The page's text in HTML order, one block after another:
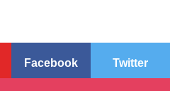
Facebook Twitter